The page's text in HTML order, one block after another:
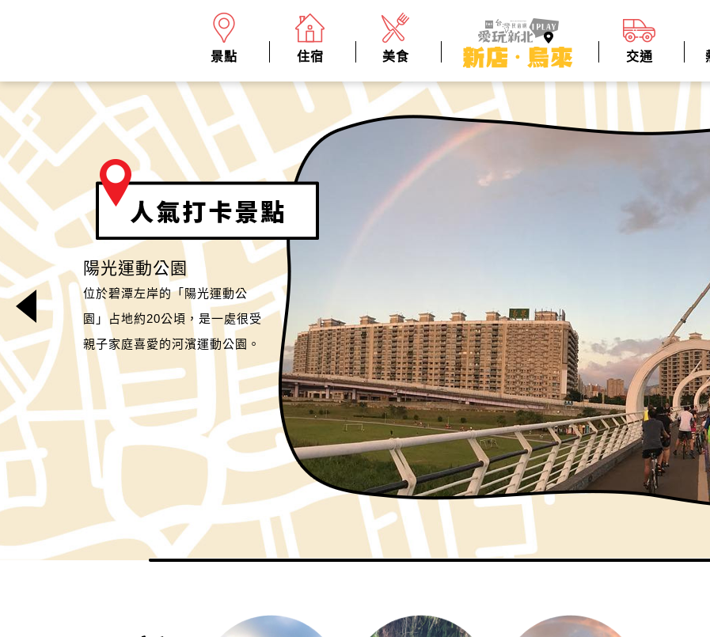
景點 住宿 美食 交通
陽光運動公園
位於碧潭左岸的「陽光運動公
園」占地約20公頃，是一處很受
親子家庭喜愛的河濱運動公園。
銀河洞
待老坑山是二格山系西伸主稜上
的最高峰，又名德高嶺，此地的
登山健行路線一路平坦，沿線景
色蒼翠引人，大片尾稜止於新
店、清潭兩溪，是條輕鬆的登山
路線。